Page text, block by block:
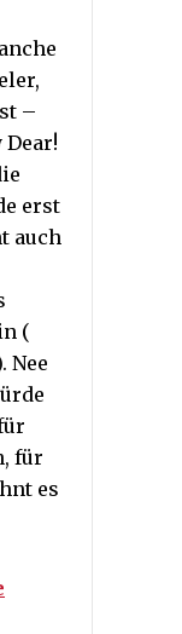
–
erst
auch
(
Nee
für
es